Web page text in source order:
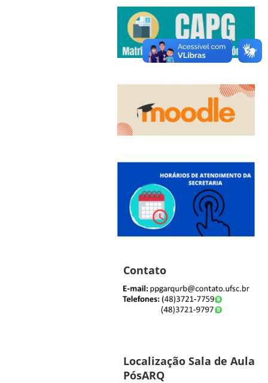
Contato
Localização Sala de Aula
PósARQ